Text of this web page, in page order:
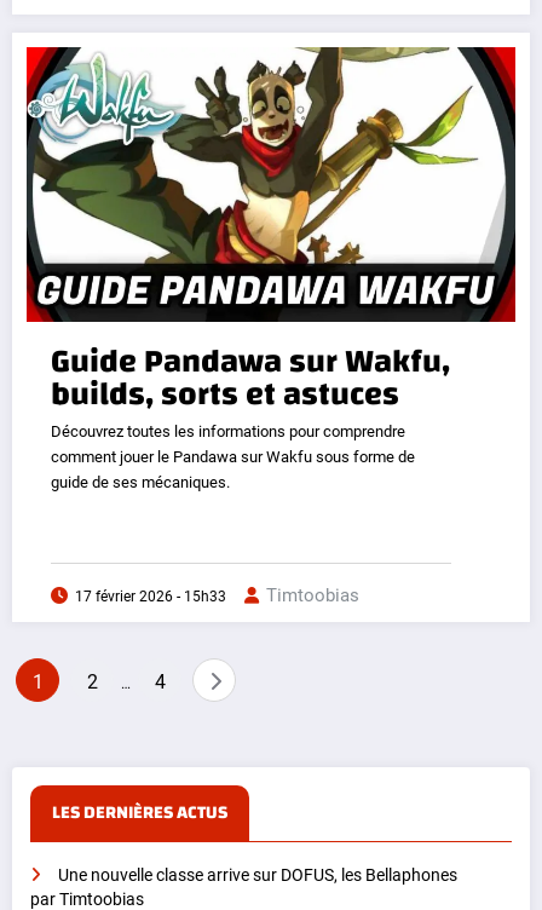
Guide Pandawa sur Wakfu,
builds, sorts et astuces
Découvrez toutes les informations pour comprendre
comment jouer le Pandawa sur Wakfu sous forme de
guide de ses mécaniques.
17 février 2026 - 15h33 Timtoobias
Pagination
1 2 … 4
LES DERNIÈRES ACTUS
Une nouvelle classe arrive sur DOFUS, les Bellaphones
par Timtoobias